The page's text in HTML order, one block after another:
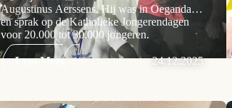
Augustinus Aerssens. Hij was in Oeganda
en sprak op de Katholieke Jongerendagen
voor 20.000 tot 30.000 jongeren.
Lees Meer 24.12.2025